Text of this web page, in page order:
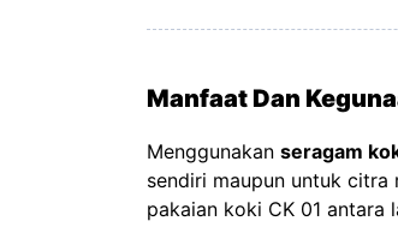
Manfaat Dan
Menggunakan seragam
sendiri maupun untuk
pakaian koki CK 01 antara